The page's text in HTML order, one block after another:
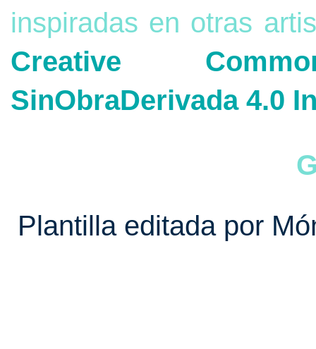
inspiradas en otras
Creative
SinObraDerivada 4.0
Plantilla editada por